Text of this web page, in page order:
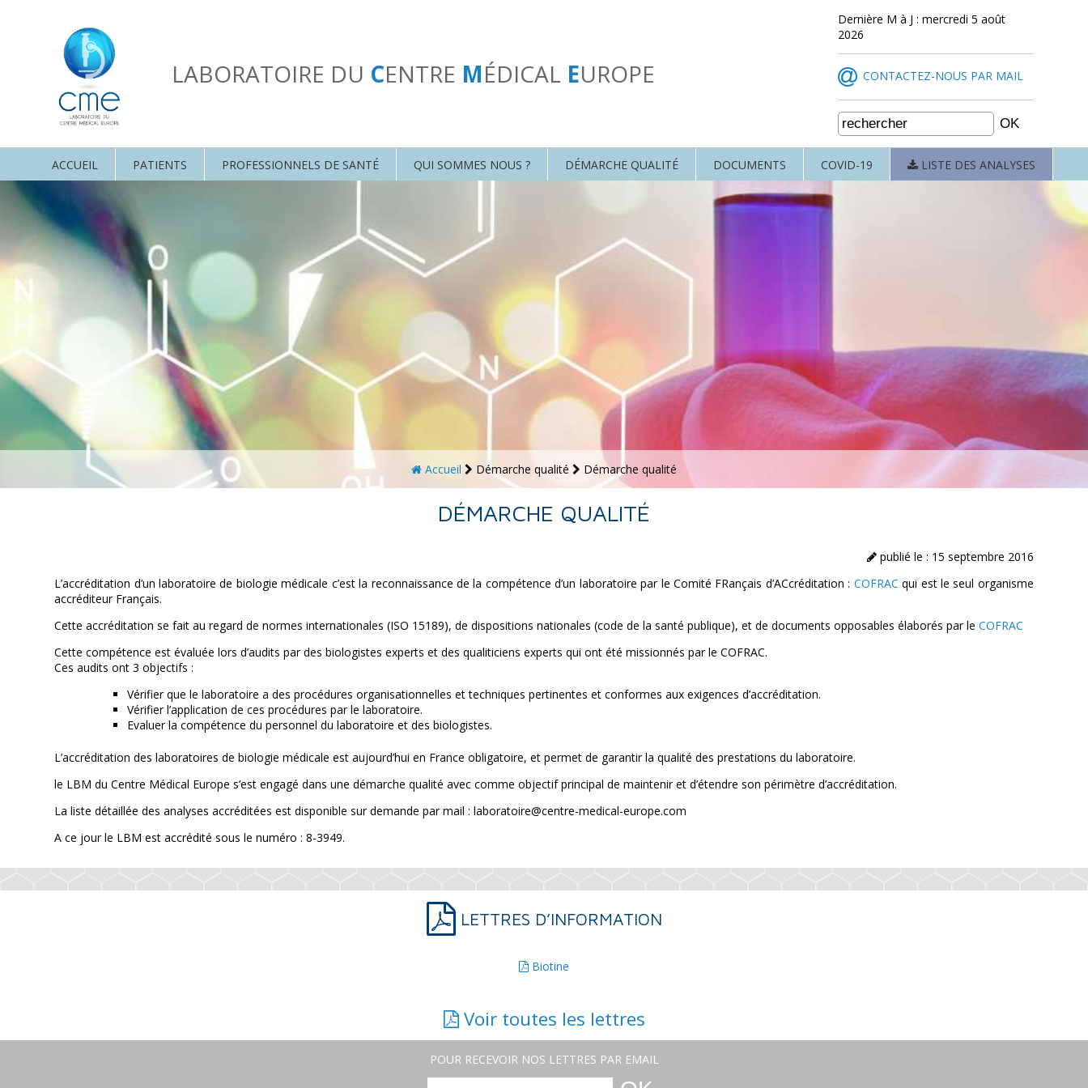
LABORATOIRE DU CENTRE MÉDICAL EUROPE
Dernière M à J : mercredi 5 août
2026
CONTACTEZ-NOUS PAR MAIL
ACCUEIL PATIENTS PROFESSIONNELS DE SANTÉ QUI SOMMES NOUS ? DÉMARCHE QUALITÉ DOCUMENTS COVID-19 LISTE DES ANALYSES
Accueil Démarche qualité Démarche qualité
DÉMARCHE QUALITÉ
publié le : 15 septembre 2016
L’accréditation d’un laboratoire de biologie médicale c’est la reconnaissance de la compétence d’un laboratoire par le Comité FRançais d’ACcréditation : COFRAC qui est le seul organisme
accréditeur Français.
Cette accréditation se fait au regard de normes internationales (ISO 15189), de dispositions nationales (code de la santé publique), et de documents opposables élaborés par leCOFRAC
Cette compétence est évaluée lors d’audits par des biologistes experts et des qualiticiens experts qui ont été missionnés par le COFRAC.
Ces audits ont 3 objectifs :
Vérifier que le laboratoire a des procédures organisationnelles et techniques pertinentes et conformes aux exigences d’accréditation.
Vérifier l’application de ces procédures par le laboratoire.
Evaluer la compétence du personnel du laboratoire et des biologistes.
L’accréditation des laboratoires de biologie médicale est aujourd’hui en France obligatoire, et permet de garantir la qualité des prestations du laboratoire.
le LBM du Centre Médical Europe s’est engagé dans une démarche qualité avec comme objectif principal de maintenir et d’étendre son périmètre d’accréditation.
La liste détaillée des analyses accréditées est disponible sur demande par mail : laboratoire@centre-medical-europe.com
A ce jour le LBM est accrédité sous le numéro : 8-3949.
LETTRES D’INFORMATION
Biotine
Voir toutes les lettres
POUR RECEVOIR NOS LETTRES PAR EMAIL